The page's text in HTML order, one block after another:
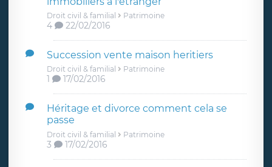
Droit civil & familial Patrimoine
4 22/02/2016
Succession vente maison heritiers
Droit civil & familial Patrimoine
1 17/02/2016
Héritage et divorce comment cela se
passe
Droit civil & familial Patrimoine
3 17/02/2016